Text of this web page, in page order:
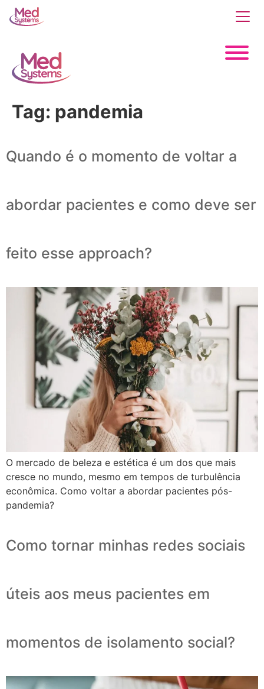
Tag: pandemia
Quando é o momento de voltar a
abordar pacientes e como deve ser
feito esse approach?
O mercado de beleza e estética é um dos que mais
cresce no mundo, mesmo em tempos de turbulência
econômica. Como voltar a abordar pacientes pós-
pandemia?
Como tornar minhas redes sociais
úteis aos meus pacientes em
momentos de isolamento social?